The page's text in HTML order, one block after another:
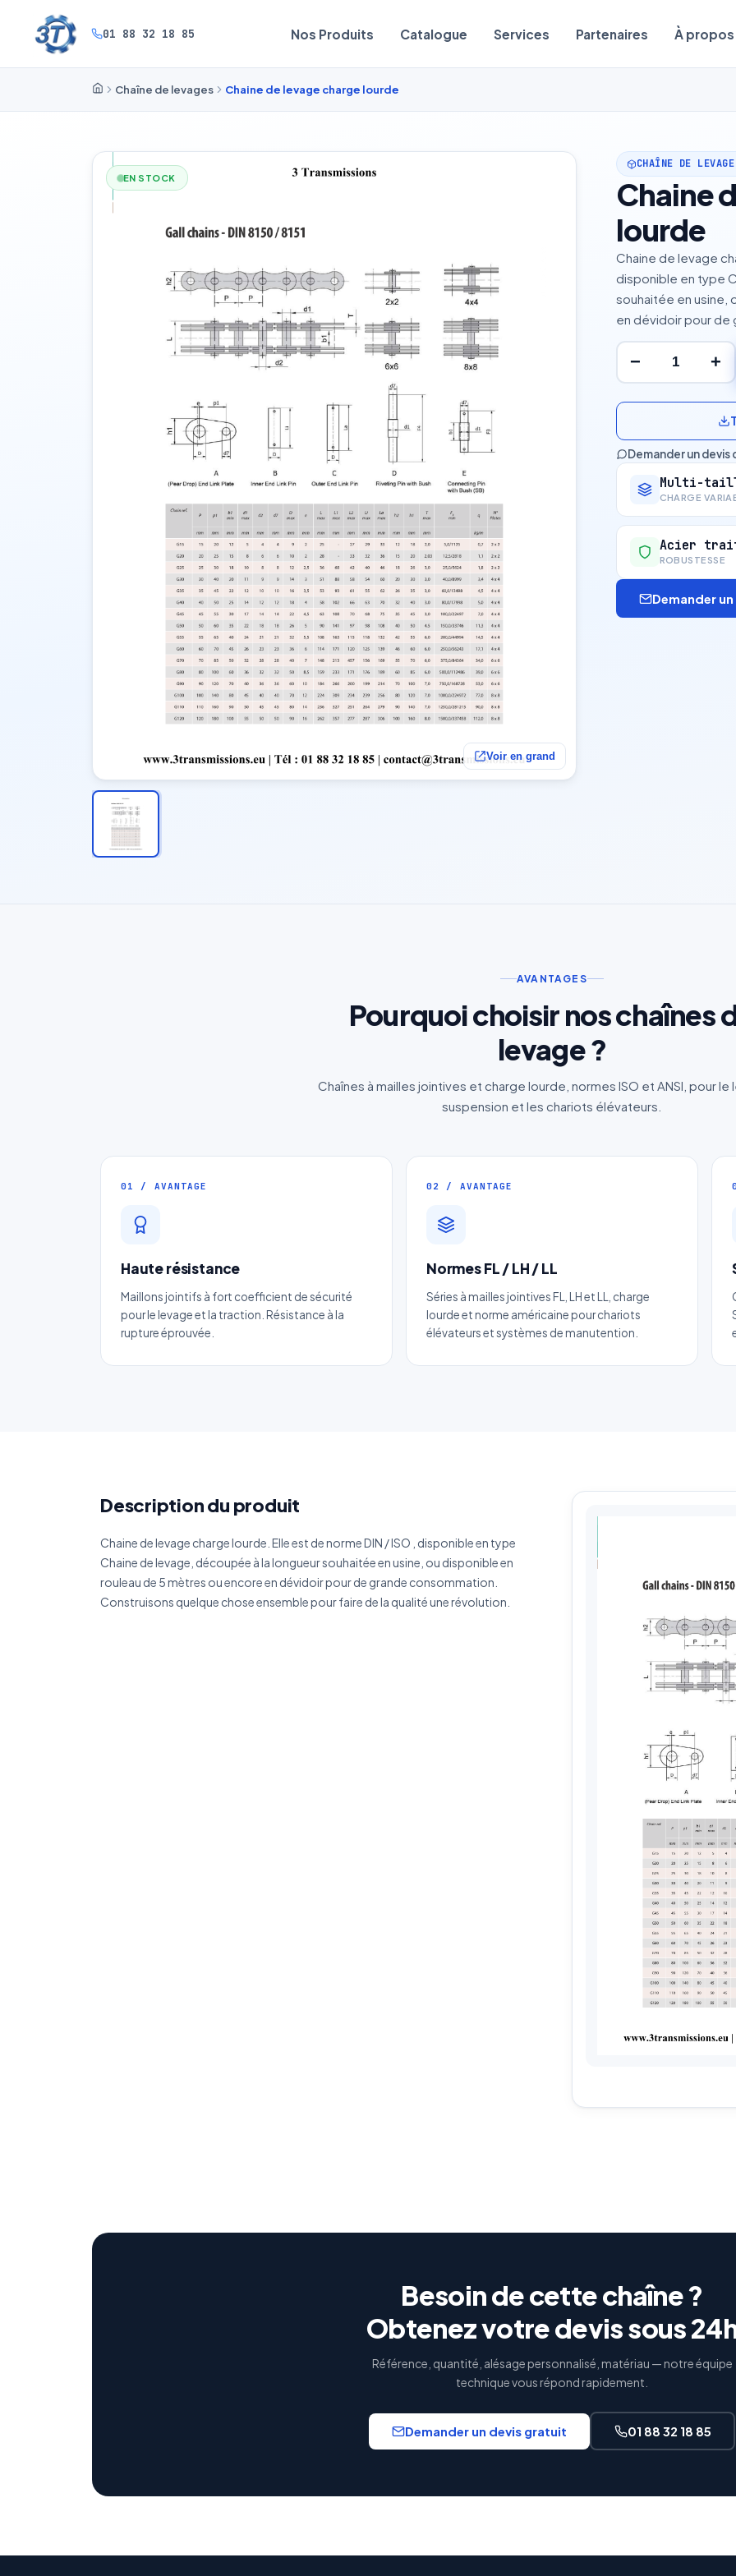
01 88 32 18 85 Nos Produits Catalogue Services Partenaires À propos
Chaîne de levages Chaine de levage charge lourde
EN STOCK
Voir en grand
CHAÎNE DE
Chaine
lourde
Chaine de levage
disponible en type
souhaitée en usine,
en dévidoir pour de
− +
Demander un devis
Multi-
CHARGE
Acier
ROBUSTESSE
Demander
AVANTAGES
Pourquoi choisir nos chaînes
levage ?
Chaînes à mailles jointives et charge lourde, normes ISO et ANSI, pour le
suspension et les chariots élévateurs.
01 / AVANTAGE
Haute résistance
Maillons jointifs à fort coefficient de sécurité
pour le levage et la traction. Résistance à la
rupture éprouvée.
02 / AVANTAGE
Normes FL / LH / LL
Séries à mailles jointives FL, LH et LL, charge
lourde et norme américaine pour chariots
élévateurs et systèmes de manutention.
Description du produit
Chaine de levage charge lourde. Elle est de norme DIN / ISO , disponible en type
Chaine de levage, découpée à la longueur souhaitée en usine, ou disponible en
rouleau de 5 mètres ou encore en dévidoir pour de grande consommation.
Construisons quelque chose ensemble pour faire de la qualité une révolution.
Besoin de cette chaîne ?
Obtenez votre devis sous
Référence, quantité, alésage personnalisé, matériau — notre équipe
technique vous répond rapidement.
Demander un devis gratuit 01 88 32 18 85
Devis Chaine de levage charge
Réponse sous 24h — Sans engagement
* Entreprise
Quantité estimée
Décrivez votre besoin
J'accepte que mes données soient utilisées pour traiter ma demande.
Vos données sont protégées et ne seront jamais partagées